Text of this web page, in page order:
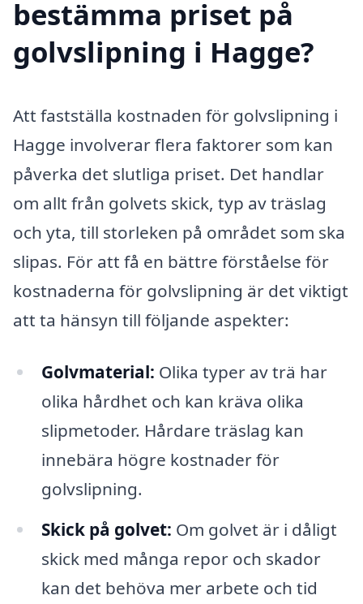
bestämma priset på
golvslipning i Hagge?
Att fastställa kostnaden för golvslipning i
Hagge involverar flera faktorer som kan
påverka det slutliga priset. Det handlar
om allt från golvets skick, typ av träslag
och yta, till storleken på området som ska
slipas. För att få en bättre förståelse för
kostnaderna för golvslipning är det viktigt
att ta hänsyn till följande aspekter:
Golvmaterial: Olika typer av trä har
olika hårdhet och kan kräva olika
slipmetoder. Hårdare träslag kan
innebära högre kostnader för
golvslipning.
Skick på golvet: Om golvet är i dåligt
skick med många repor och skador
kan det behöva mer arbete och tid